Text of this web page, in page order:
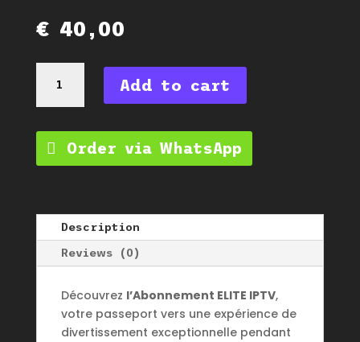
€40,00
ELITE
IPTV
12
Mois
quantity
Add to cart
Order via WhatsApp
Description
Reviews (0)
Découvrez l’Abonnement ELITE IPTV,
votre passeport vers une expérience de
divertissement exceptionnelle pendant